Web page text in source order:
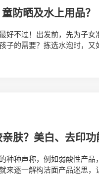
防晒及水上用品？
好不过！出发前，先为子女
的需要？拣选水泡时，又
肤？美白、去印功
种种声称，例如弱酸性产
逐一解构洁面产品迷思，